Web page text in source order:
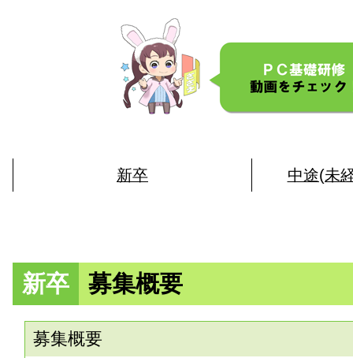
新卒 中途(未
新卒 募集概要
募集概要